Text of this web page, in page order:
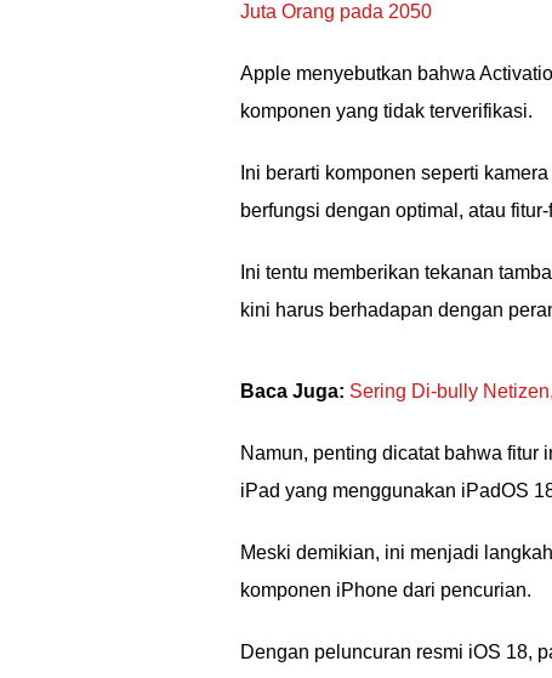
Juta Orang pada 2050
Apple menyebutkan bahwa
komponen yang tidak terverifikasi.
Ini berarti komponen seperti
berfungsi dengan optimal, atau
Ini tentu memberikan tekanan
kini harus berhadapan dengan
Baca Juga: Sering Di-bully
Namun, penting dicatat bahwa fitur
iPad yang menggunakan iPadOS
Meski demikian, ini menjadi
komponen iPhone dari pencurian.
Dengan peluncuran resmi iOS 18,